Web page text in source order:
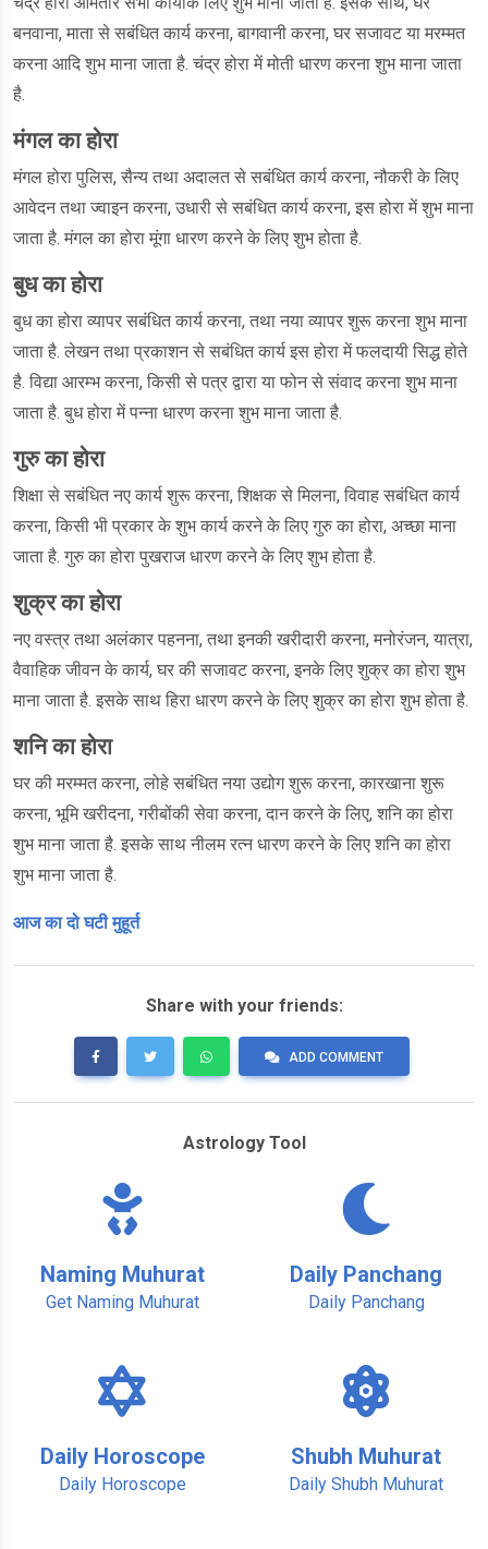
बनवाना, माता से सबंधित कार्य करना, बागवानी करना, घर सजावट या मरम्मत
करना आदि शुभ माना जाता है. चंद्र होरा में मोती धारण करना शुभ माना जाता
है.
मंगल का होरा
मंगल होरा पुलिस, सैन्य तथा अदालत से सबंधित कार्य करना, नौकरी के लिए
आवेदन तथा ज्वाइन करना, उधारी से सबंधित कार्य करना, इस होरा में शुभ माना
जाता है. मंगल का होरा मूंगा धारण करने के लिए शुभ होता है.
बुध का होरा
बुध का होरा व्यापर सबंधित कार्य करना, तथा नया व्यापर शुरू करना शुभ माना
जाता है. लेखन तथा प्रकाशन से सबंधित कार्य इस होरा में फलदायी सिद्ध होते
है. विद्या आरम्भ करना, किसी से पत्र द्वारा या फोन से संवाद करना शुभ माना
जाता है. बुध होरा में पन्ना धारण करना शुभ माना जाता है.
गुरु का होरा
शिक्षा से सबंधित नए कार्य शुरू करना, शिक्षक से मिलना, विवाह सबंधित कार्य
करना, किसी भी प्रकार के शुभ कार्य करने के लिए गुरु का होरा, अच्छा माना
जाता है. गुरु का होरा पुखराज धारण करने के लिए शुभ होता है.
शुक्र का होरा
नए वस्त्र तथा अलंकार पहनना, तथा इनकी खरीदारी करना, मनोरंजन, यात्रा,
वैवाहिक जीवन के कार्य, घर की सजावट करना, इनके लिए शुक्र का होरा शुभ
माना जाता है. इसके साथ हिरा धारण करने के लिए शुक्र का होरा शुभ होता है.
शनि का होरा
घर की मरम्मत करना, लोहे सबंधित नया उद्योग शुरू करना, कारखाना शुरू
करना, भूमि खरीदना, गरीबोंकी सेवा करना, दान करने के लिए, शनि का होरा
शुभ माना जाता है. इसके साथ नीलम रत्न धारण करने के लिए शनि का होरा
शुभ माना जाता है.
आज का दो घटी मुहूर्त
Share with your friends:
ADD COMMENT
Astrology Tool
Naming Muhurat
Get Naming Muhurat
Daily Panchang
Daily Panchang
Daily Horoscope
Daily Horoscope
Shubh Muhurat
Daily Shubh Muhurat